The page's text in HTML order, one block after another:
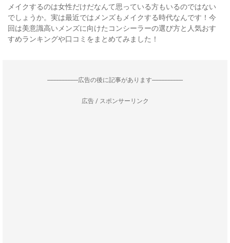
メイクするのは女性だけだなんて思っている方もいるのではない
でしょうか。実は最近ではメンズもメイクする時代なんです！今
回は美意識高いメンズに向けたコンシーラーの選び方と人気おす
すめランキングや口コミをまとめてみました！
--------------------広告の後に記事があります--------------------
広告 / スポンサーリンク